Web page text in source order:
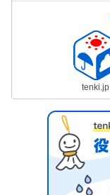
tenki.jp